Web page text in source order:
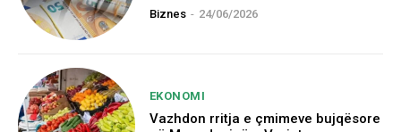
Biznes - 24/06/2026
EKONOMI
Vazhdon rritja e çmimeve bujqësore